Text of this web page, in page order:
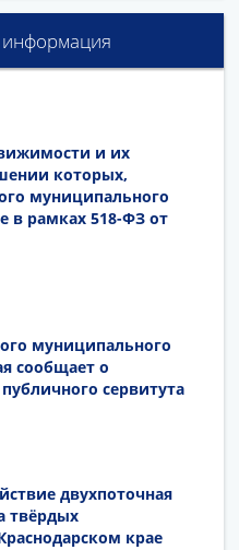
и их
которых,
муниципального
в рамках 518-ФЗ от
муниципального
сообщает о
сервитута
двухпоточная
твёрдых
крае